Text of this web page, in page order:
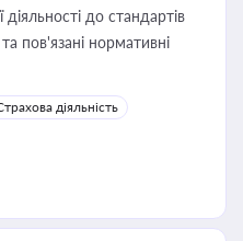
діяльності до стандартів
пов'язані нормативні
діяльність